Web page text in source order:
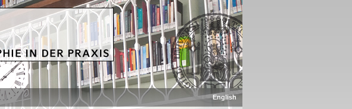
English